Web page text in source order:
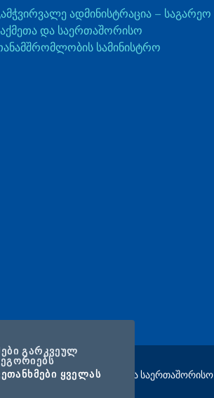
ᲒᲐᲠᲙᲕᲔᲣᲚ
COOKIES
ᲧᲕᲔᲚᲐᲡI COOKIES
ადმინისტრაცია – საგარეო
და საერთაშორისო
სამინისტრო
უფლება საგარეო საქმეთა და საერთაშორისო